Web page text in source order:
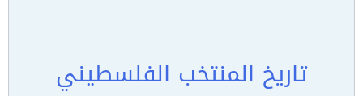
تاريخ المنتخب الفلسطيني